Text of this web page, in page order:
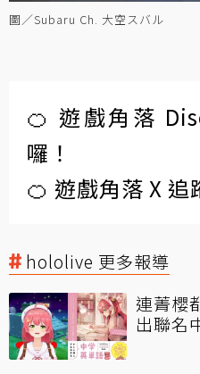
圖／Subaru Ch. 大空スバル
🍊 遊戲角落
囉！
🍊 遊戲角落 X 追
hololive 更多報導
連菁櫻
出聯名